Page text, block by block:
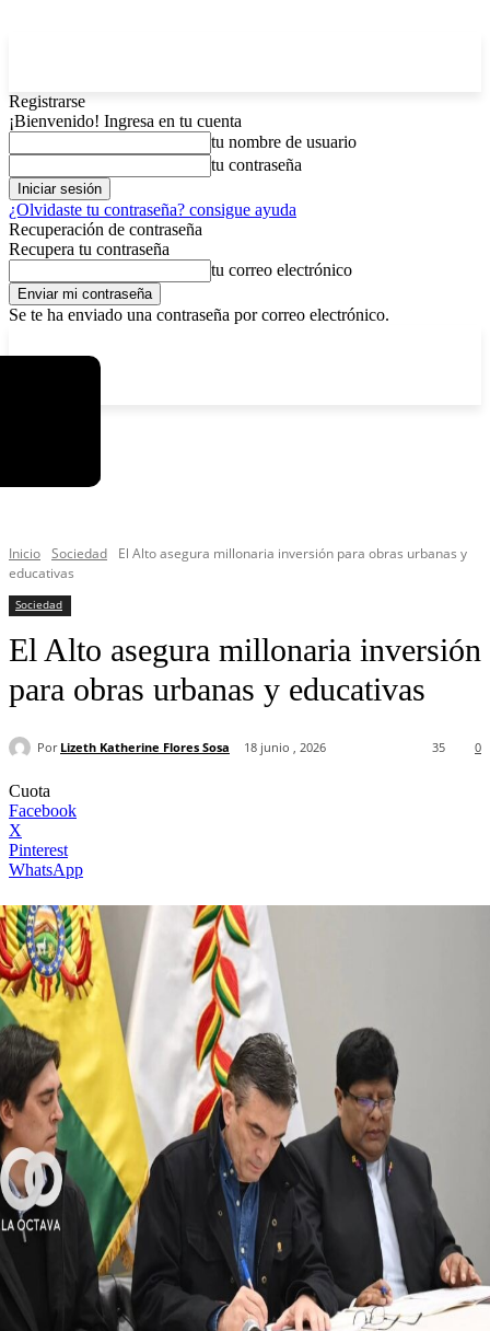
Registrarse
¡Bienvenido! Ingresa en tu cuenta
tu nombre de usuario
tu contraseña
¿Olvidaste tu contraseña? consigue ayuda
Recuperación de contraseña
Recupera tu contraseña
tu correo electrónico
Se te ha enviado una contraseña por correo electrónico.
Inicio Sociedad
El Alto asegura millonaria inversión para obras urbanas y
educativas
Sociedad
El Alto asegura millonaria inversión
para obras urbanas y educativas
Por Lizeth Katherine Flores Sosa 18 junio , 2026 0
35
Cuota
Facebook
X
Pinterest
WhatsApp